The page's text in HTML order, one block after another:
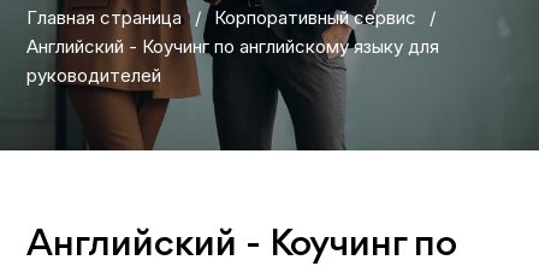
Главная страница / Корпоративный сервис
/
Английский - Коучинг по английскому языку для
руководителей
Английский - Коучинг по